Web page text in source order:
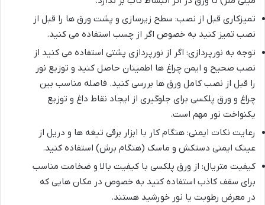
تمیزکاری قبل از نصب: سطح زیرسازی و پشت ورق ها را قبل از
نصب تمیز کنید به خصوص اگر از چسب استفاده می کنید.
توجه به نورپردازی: اگر از نورپردازی پشتی استفاده می کنید از
نصب صحیح و ایمن چراغ ها اطمینان حاصل کنید و توزیع نور
را قبل از نصب کامل ورق ها بررسی کنید. فاصله مناسب بین
چراغ و ورق پلکسی برای جلوگیری از ایجاد نقاط داغ و توزیع
یکنواخت نور مهم است.
رعایت نکات ایمنی: هنگام کار با ابزار برقی تیغه ها و دریل از
عینک ایمنی دستکش و ماسک (هنگام برش) استفاده کنید.
کیفیت متریال: از ورق پلکسی با کیفیت بالا و ضخامت مناسب
برای سقف کاذب استفاده کنید به خصوص در مکان هایی که
در معرض رطوبت یا نور خورشید هستند.